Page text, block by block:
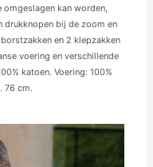
kan worden,
bij de zoom en
en 2 klepzakken
voering en verschillende
katoen. Voering: 100%
76 cm.